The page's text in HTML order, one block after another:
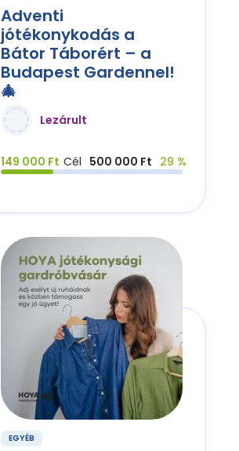
Adventi
jótékonykodás a
Bátor Táborért – a
Budapest Gardennel!
🎄
Lezárult
149 000 Ft Cél 500 000 Ft 29 %
EGYÉB